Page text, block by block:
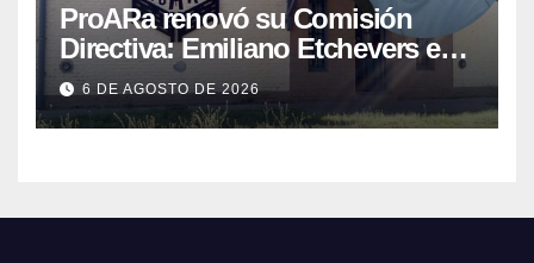
ProARa renovó su Comisión
Directiva: Emiliano Etchevers es
el nuevo Presidente de la entidad
6 DE AGOSTO DE 2026